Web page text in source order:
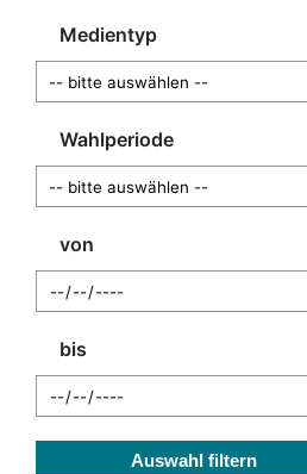
Medientyp
Wahlperiode
von
bis
Auswahl filtern